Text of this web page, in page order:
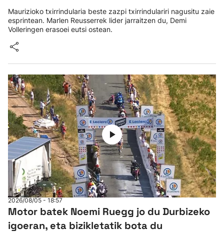
Maurizioko txirrindularia beste zazpi txirrindulariri nagusitu zaie
esprintean. Marlen Reusserrek lider jarraitzen du, Demi
Volleringen erasoei eutsi ostean.
2026/08/05 - 18:57
Motor batek Noemi Ruegg jo du Durbizeko
igoeran, eta bizikletatik bota du